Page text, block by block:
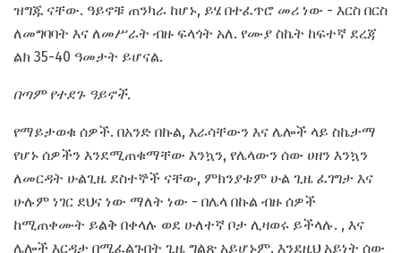
ዝግጁ ናቸው. ዓይኖቹ ጠንካራ ከሆኑ, ይሄ በተፈጥሮ መሪ ነው - እርስ በርስ
ለመግባባት እና ለመሥራት ብዙ ፍላጎት አለ. የሙያ ስኬት ከፍተኛ ደረጃ
ልክ 35-40 ዓመታት ይሆናል.
በጣም የተደጉ ዓይኖች.
የማይታወቁ ሰዎች. በአንድ በኩል, እራሳቸውን እና ሌሎች ላይ ስኬታማ
የሆኑ ሰዎችን እንደሚጠቁማቸው እንኳን, የሌላውን ሰው ሀዘን እንኳን
ለመርዳት ሁልጊዜ ደስተኞች ናቸው, ምክንያቱም ሁል ጊዜ ፈገግታ እና
ሁሉም ነገር ደህና ነው ማለት ነው - በሌላ በኩል ብዙ ሰዎች
ከሚጠቀሙት ይልቅ በቀላሉ ወደ ሁለተኛ ቦታ ሊዛወሩ ይችላሉ. , እና
ሌሎች እርዳታ በሚፈልጉበት ጊዜ ግልጽ አይሆኑም. እንደዚህ አይነት ሰው